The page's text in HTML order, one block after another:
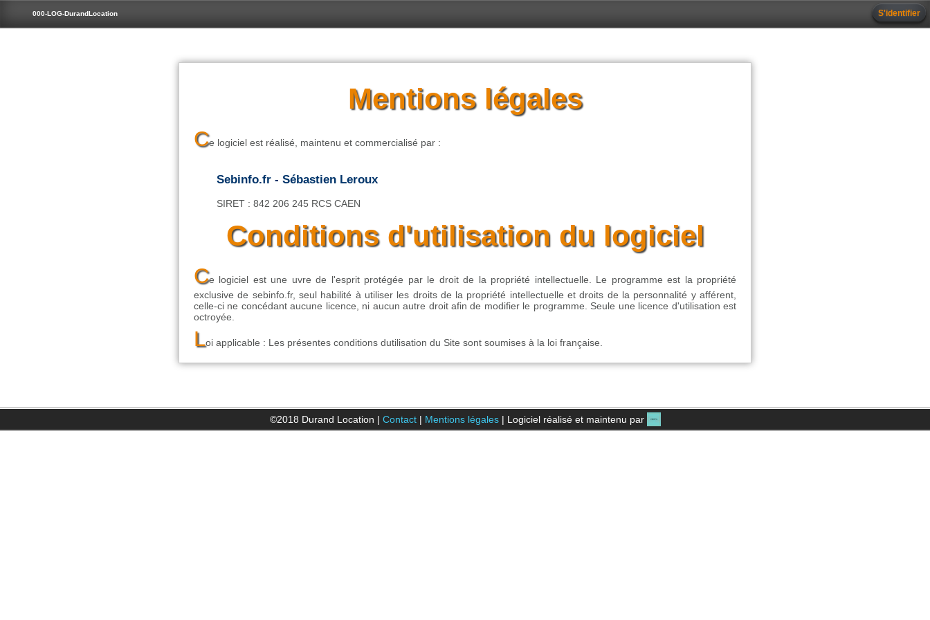
000-LOG-DurandLocation S'identifier
Mentions légales
Ce logiciel est réalisé, maintenu et commercialisé par :
Sebinfo.fr - Sébastien Leroux
SIRET : 842 206 245 RCS CAEN
Conditions d'utilisation du logiciel
Ce logiciel est une uvre de l'esprit protégée par le droit de la propriété intellectuelle. Le programme est la propriété
exclusive de sebinfo.fr, seul habilité à utiliser les droits de la propriété intellectuelle et droits de la personnalité y afférent,
celle-ci ne concédant aucune licence, ni aucun autre droit afin de modifier le programme. Seule une licence d'utilisation est
octroyée.
Loi applicable : Les présentes conditions dutilisation du Site sont soumises à la loi française.
©2018 Durand Location | Contact| Mentions légales| Logiciel réalisé et maintenu par